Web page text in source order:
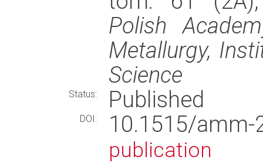
Polish
Metallurgy,
Science
Status: Published
DOI: 10.1515/
publication